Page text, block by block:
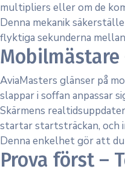
multipliers eller om de
Denna mekanik
flyktiga sekunderna
AviaMasters glänser på
slappar i soffan anpassar
Skärmens
startar startsträckan, och
Denna enkelhet gör att
Prova först –